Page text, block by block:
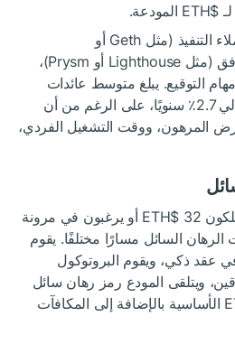
$ETH
المودعة.
يقوم المصادقون بتشغيل عملاء التنفيذ (مثل Geth أو
Nethermind)، وعملاء التوافق (مثل Lighthouse أو Prysm)،
التوقيع. يبلغ متوسط عائدات
الرهان الأساسية الحالية حوالي 2.7٪ سنويًا، على الرغم من أن
المرهون، ووقت التشغيل الفردي،
32
$ETH
أو يرغبون في مرونة
الرهان السائل مسارًا مختلفًا. يقوم
عقد ذكي، ويقوم البروتوكول
ويتلقى المودع رمز رهان سائل
الأساسية بالإضافة إلى المكافآت